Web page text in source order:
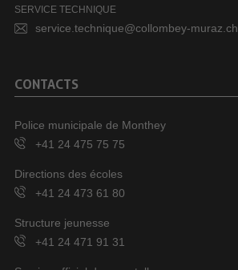
SERVICE TECHNIQUE
service.technique@collombey-muraz.ch
CONTACTS
Police municipale de Monthey
+41 24 475 75 75
Directions des écoles
+41 24 473 61 80
Structure jeunesse
+41 24 471 91 31